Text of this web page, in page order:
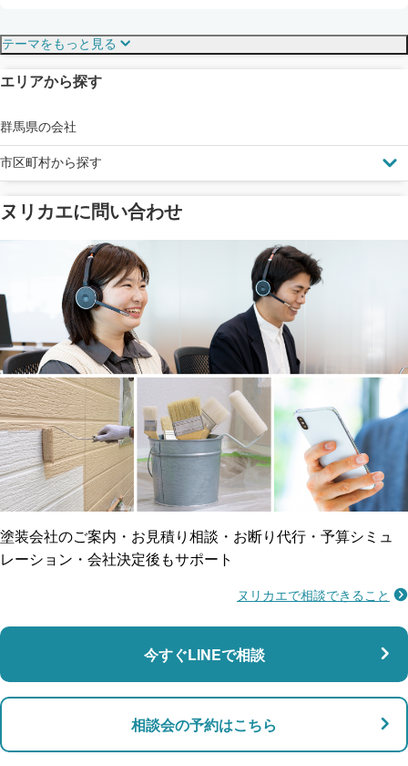
塗料の​品質を​保証
メーカー保証
工事保険
ご近所トラブルに
賠償保険
支払い対応
見えにくい屋根も安心
ドローン診断
省エネ効果
断熱・遮熱塗料対応
雨漏り修繕
防水工事
マンション・アパート対応
店舗・事務所対応
テーマをもっと見る
エリアから探す
群馬県の会社
市区町村から探す
ヌリカエに問い合わせ
塗装会社のご案内・お見積り相談・お断り代行・予算シミュ
レーション・会社決定後もサポート
ヌリカエで相談できること
今すぐLINEで相談
相談会の予約はこちら